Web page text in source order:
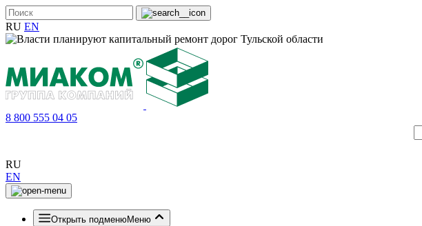
RU EN
8 800 555 04 05
RU
EN
Открыть подменюМеню